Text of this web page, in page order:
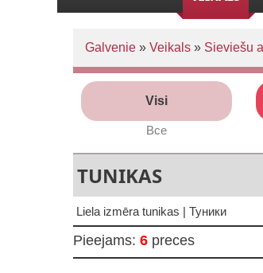
Galvenie » Veikals » Sieviešu
Visi
Все
TUNIKAS
Liela izmēra tunikas | Туники
Pieejams: 6 preces